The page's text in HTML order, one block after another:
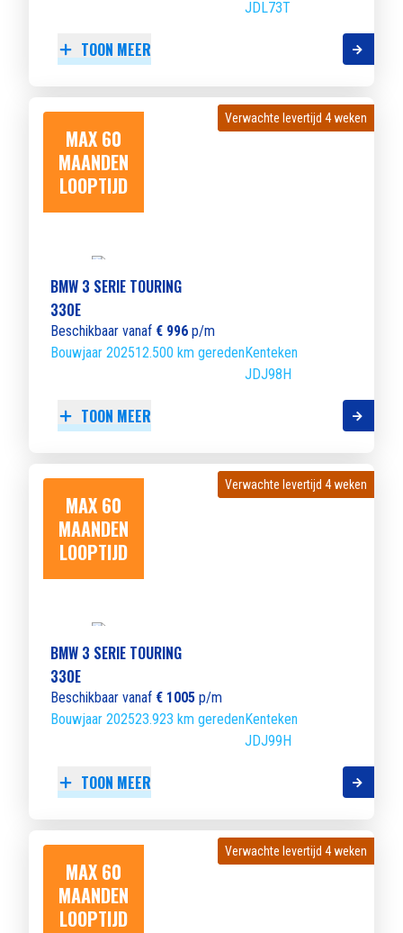
JDL73T
TOON MEER
MAX 60
MAANDEN
LOOPTIJD
Verwachte levertijd 4 weken
Verwachte levertijd 4 weken
BMW 3 SERIE TOURING
330E
Beschikbaar vanaf € 996 p/m
Bouwjaar 202512.500 km geredenKenteken
JDJ98H
TOON MEER
MAX 60
MAANDEN
LOOPTIJD
Verwachte levertijd 4 weken
Verwachte levertijd 4 weken
BMW 3 SERIE TOURING
330E
Beschikbaar vanaf € 1005 p/m
Bouwjaar 202523.923 km geredenKenteken
JDJ99H
TOON MEER
MAX 60
MAANDEN
LOOPTIJD
Verwachte levertijd 4 weken
Verwachte levertijd 4 weken